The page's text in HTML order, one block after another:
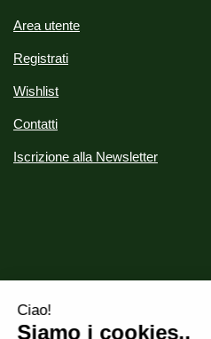
Area utente
Registrati
Wishlist
Contatti
Iscrizione alla Newsletter